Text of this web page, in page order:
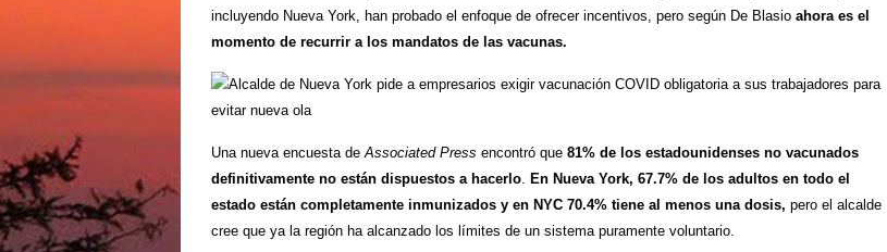
incluyendo Nueva York, han probado el enfoque de ofrecer incentivos, pero según De Blasio ahora es el
momento de recurrir a los mandatos de las vacunas.
Una nueva encuesta deAssociated Press encontró que 81% de los estadounidenses no vacunados
definitivamente no están dispuestos a hacerlo. En Nueva York, 67.7% de los adultos en todo el
estado están completamente inmunizados y en NYC 70.4% tiene al menos una dosis, pero el alcalde
cree que ya la región ha alcanzado los límites de un sistema puramente voluntario.